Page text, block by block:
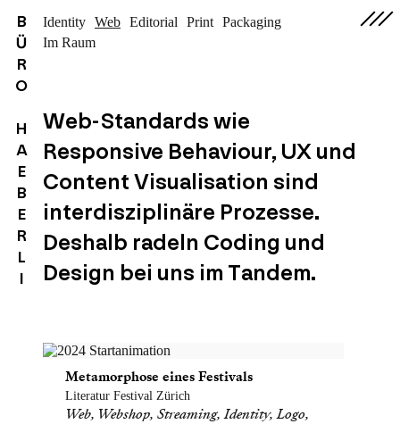
B
Ü
R
O
H
A
E
B
E
R
L
I
Identity Web Editorial Print Packaging
Im Raum
Web-Standards wie
Responsive Behaviour, UX und
Content Visualisation sind
interdisziplinäre Prozesse.
Deshalb radeln Coding und
Design bei uns im Tandem.
Metamorphose eines Festivals
Literatur Festival Zürich
Web, Webshop, Streaming, Identity, Logo,